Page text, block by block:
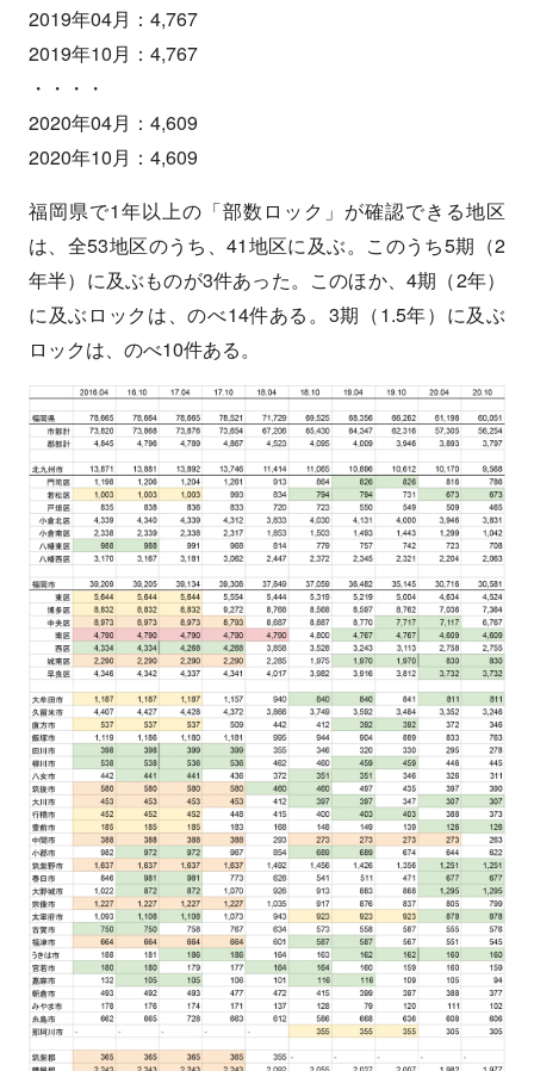
2019年04月：4,767
2019年10月：4,767
・・・・
2020年04月：4,609
2020年10月：4,609
福岡県で1年以上の「部数ロック」が確認できる地区
は、全53地区のうち、41地区に及ぶ。このうち5期（2
年半）に及ぶものが3件あった。このほか、4期（2年）
に及ぶロックは、のべ14件ある。3期（1.5年）に及ぶ
ロックは、のべ10件ある。